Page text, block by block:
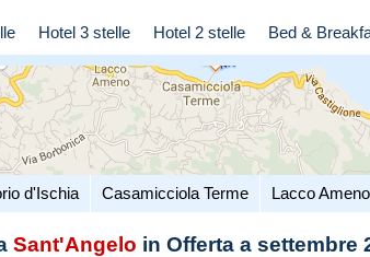
Hotel 3 stelle Hotel 2 stelle Bed &
d'Ischia Casamicciola Terme Lacco Ameno
Sant'Angelo in Offerta a settembre